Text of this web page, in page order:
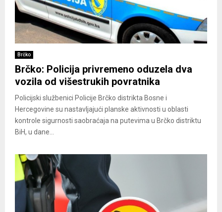
Brčko
Brčko: Policija privremeno oduzela dva
vozila od višestrukih povratnika
Policijski službenici Policije Brčko distrikta Bosne i
Hercegovine su nastavljajući planske aktivnosti u oblasti
kontrole sigurnosti saobraćaja na putevima u Brčko distriktu
BiH, u dane...